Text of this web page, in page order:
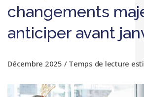
changements
anticiper avant
Décembre 2025 / Temps de lecture